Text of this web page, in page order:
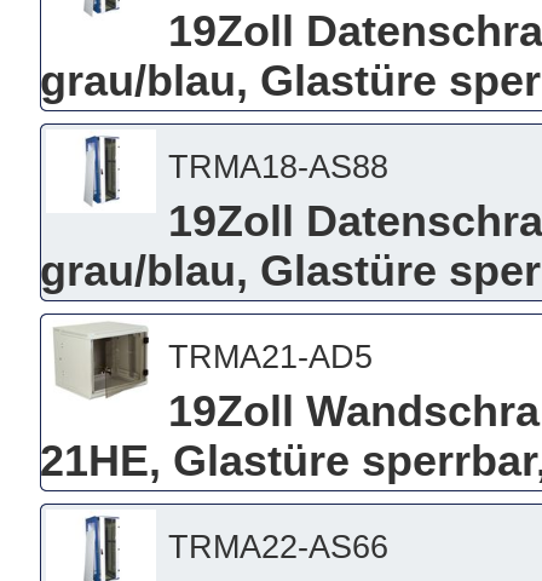
19Zoll
grau/blau, Glastüre
TRMA18-AS88
19Zoll
grau/blau, Glastüre
TRMA21-AD5
19Zoll
21HE, Glastüre
TRMA22-AS66